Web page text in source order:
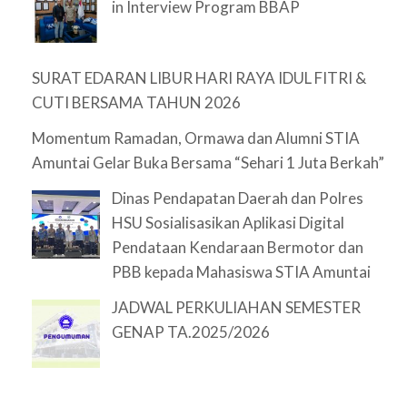
in Interview Program BBAP
SURAT EDARAN LIBUR HARI RAYA IDUL FITRI &
CUTI BERSAMA TAHUN 2026
Momentum Ramadan, Ormawa dan Alumni STIA
Amuntai Gelar Buka Bersama “Sehari 1 Juta Berkah”
Dinas Pendapatan Daerah dan Polres
HSU Sosialisasikan Aplikasi Digital
Pendataan Kendaraan Bermotor dan
PBB kepada Mahasiswa STIA Amuntai
JADWAL PERKULIAHAN SEMESTER
GENAP TA.2025/2026